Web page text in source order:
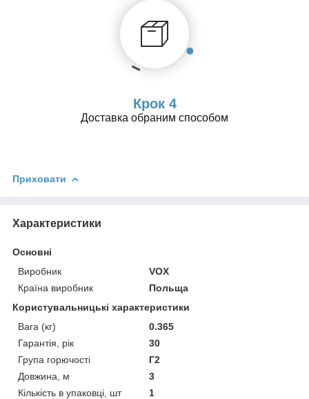
Крок 4
Доставка обраним способом
Приховати
Характеристики
Основні
Виробник
VOX
Країна виробник
Польща
Користувальницькі характеристики
Вага (кг)
0.365
Гарантія, рік
30
Група горючості
Г2
Довжина, м
3
Кількість в упаковці, шт
1